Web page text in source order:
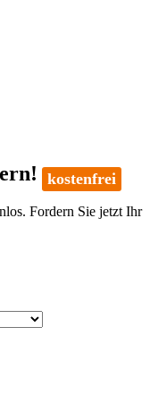
kostenfrei
Fordern Sie jetzt Ihr